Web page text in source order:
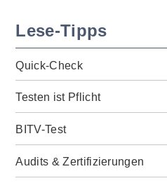
Lese-Tipps
Quick-Check
Testen ist Pflicht
BITV-Test
Audits & Zertifizierungen